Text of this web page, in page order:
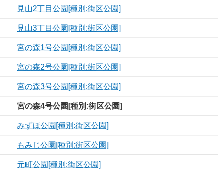
見山2丁目公園[種別:街区公園]
見山3丁目公園[種別:街区公園]
宮の森1号公園[種別:街区公園]
宮の森2号公園[種別:街区公園]
宮の森3号公園[種別:街区公園]
宮の森4号公園[種別:街区公園]
みずほ公園[種別:街区公園]
もみじ公園[種別:街区公園]
元町公園[種別:街区公園]